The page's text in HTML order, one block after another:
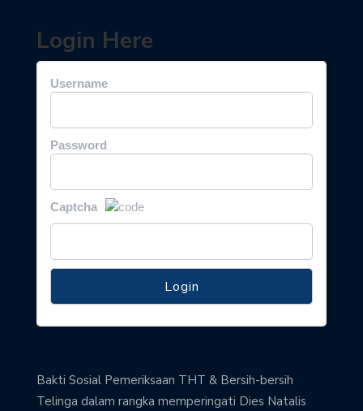
Login Here
Username
Password
Captcha
Bakti Sosial Pemeriksaan THT & Bersih-bersih
Telinga dalam rangka memperingati Dies Natalis